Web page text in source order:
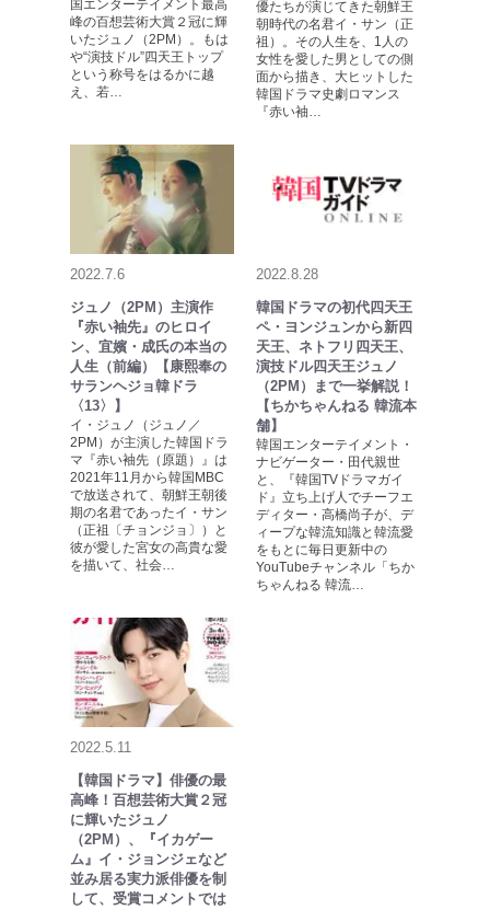
国エンターテイメント最高
峰の百想芸術大賞２冠に輝
いたジュノ（2PM）。もは
や“演技ドル”四天王トップ
という称号をはるかに越
え、若…
優たちが演じてきた朝鮮王
朝時代の名君イ・サン（正
祖）。その人生を、1人の
女性を愛した男としての側
面から描き、大ヒットした
韓国ドラマ史劇ロマンス
『赤い袖…
2022.7.6
ジュノ（2PM）主演作
『赤い袖先』のヒロイ
ン、宜嬪・成氏の本当の
人生（前編）【康熙奉の
サランヘジョ韓ドラ
〈13〉】
イ・ジュノ（ジュノ／
2PM）が主演した韓国ドラ
マ『赤い袖先（原題）』は
2021年11月から韓国MBC
で放送されて、朝鮮王朝後
期の名君であったイ・サン
（正祖〔チョンジョ〕）と
彼が愛した宮女の高貴な愛
を描いて、社会…
2022.8.28
韓国ドラマの初代四天王
ペ・ヨンジュンから新四
天王、ネトフリ四天王、
演技ドル四天王ジュノ
（2PM）まで一挙解説！
【ちかちゃんねる 韓流本
舗】
韓国エンターテイメント・
ナビゲーター・田代親世
と、『韓国TVドラマガイ
ド』立ち上げ人でチーフエ
ディター・高橋尚子が、デ
ィープな韓流知識と韓流愛
をもとに毎日更新中の
YouTubeチャンネル「ちか
ちゃんねる 韓流…
2022.5.11
【韓国ドラマ】俳優の最
高峰！百想芸術大賞２冠
に輝いたジュノ
（2PM）、『イカゲー
ム』イ・ジョンジェなど
並み居る実力派俳優を制
して、受賞コメントでは